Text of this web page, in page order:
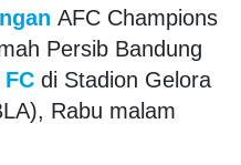
AFC Champions
Persib Bandung
di Stadion Gelora
Rabu malam